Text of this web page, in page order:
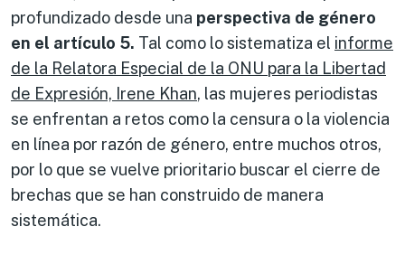
profundizado desde una perspectiva de género
en el artículo 5. Tal como lo sistematiza el informe
de la Relatora Especial de la ONU para la Libertad
de Expresión, Irene Khan, las mujeres periodistas
se enfrentan a retos como la censura o la violencia
en línea por razón de género, entre muchos otros,
por lo que se vuelve prioritario buscar el cierre de
brechas que se han construido de manera
sistemática.